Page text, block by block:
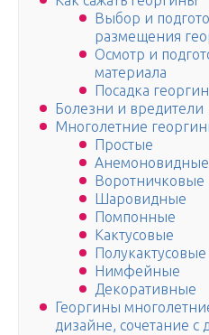
Выбор и
размещения
Осмотр и
материала
Посадка
Болезни и вредители
Многолетние
Простые
Анемоновидные
Воротничковые
Шаровидные
Помпонные
Кактусовые
Полукактусовые
Нимфейные
Декоративные
Георгины
дизайне, сочетание с